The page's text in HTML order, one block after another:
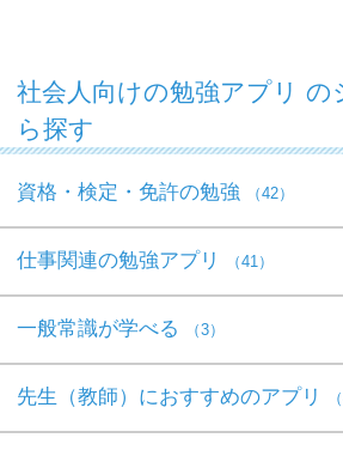
社会人向けの勉強アプリ の
ら探す
資格・検定・免許の勉強 （42）
仕事関連の勉強アプリ （41）
一般常識が学べる （3）
先生（教師）におすすめのアプリ